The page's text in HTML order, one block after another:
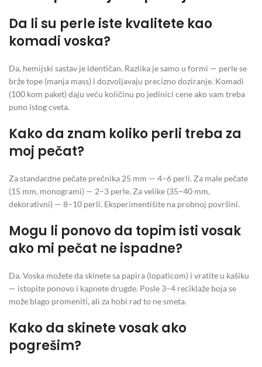
Da li su perle iste kvalitete kao
komadi voska?
Da, hemijski sastav je identičan. Razlika je samo u formi — perle se
brže tope (manja mass) i dozvoljavaju precizno doziranje. Komadi
(100 kom paket) daju veću količinu po jedinici cene ako vam treba
puno istog cveta.
Kako da znam koliko perli treba za
moj pečat?
Za standardne pečate prečnika 25 mm — 4–6 perli. Za male pečate
(15 mm, monogrami) — 2–3 perle. Za velike (35–40 mm,
dekorativni) — 8–10 perli. Eksperimentišite na probnoj površini.
Mogu li ponovo da topim isti vosak
ako mi pečat ne ispadne?
Da. Voska možete da skinete sa papira (lopaticom) i vratite u kašiku
— istopite ponovo i kapnete drugde. Posle 3–4 reciklaže boja se
može blago promeniti, ali za hobi rad to ne smeta.
Kako da skinete vosak ako
pogrešim?